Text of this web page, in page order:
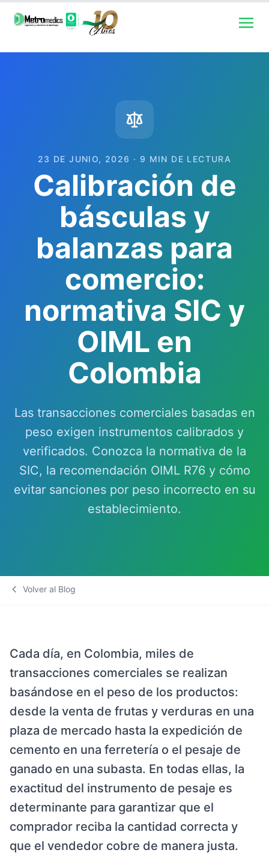
23 DE JUNIO, 2026 · 9 MIN DE LECTURA
Calibración de
básculas y
balanzas para
comercio:
normativa SIC y
OIML en
Colombia
Las transacciones comerciales basadas en
peso exigen instrumentos calibrados y
verificados. Conozca la normativa de la
SIC, la recomendación OIML R76 y cómo
evitar sanciones por peso incorrecto en su
establecimiento.
Volver al Blog
Cada día, en Colombia, miles de
transacciones comerciales se realizan
basándose en el peso de los productos:
desde la venta de frutas y verduras en una
plaza de mercado hasta la expedición de
cemento en una ferretería o el pesaje de
ganado en una subasta. En todas ellas, la
exactitud del instrumento de pesaje es
determinante para garantizar que el
comprador reciba la cantidad correcta y
que el vendedor cobre de manera justa.